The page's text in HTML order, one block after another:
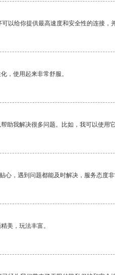
以给你提供最高速度和安全性的连接，
，使用起来非常舒服。
助我解决很多问题。比如，我可以使用
心，遇到问题都能及时解决，服务态度非
美，玩法丰富。